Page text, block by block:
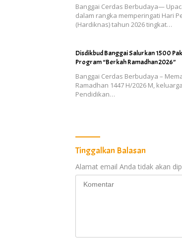
Banggai Cerdas Berbudaya—
dalam rangka memperingati Hari
(Hardiknas) tahun 2026 tingkat…
Disdikbud Banggai Salurkan 1500
Program “Berkah Ramadhan 2026”
Banggai Cerdas Berbudaya –
Ramadhan 1447 H/2026 M,
Pendidikan…
Tinggalkan Balasan
Alamat email Anda tidak akan